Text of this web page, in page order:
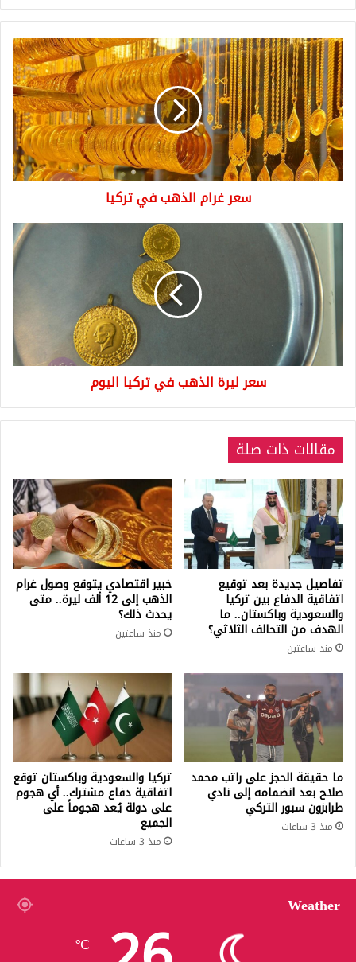
سعر
غرام
الذهب
في
تركيا
سعر غرام الذهب في تركيا
الذهب
تركيا
اليوم
سعر ليرة الذهب في تركيا اليوم
مقالات ذات صلة
تفاصيل جديدة بعد توقيع
اتفاقية الدفاع بين تركيا
والسعودية وباكستان.. ما
الهدف من التحالف الثلاثي؟
منذ ساعتين
خبير اقتصادي يتوقع وصول غرام
الذهب إلى 12 ألف ليرة.. متى
يحدث ذلك؟
منذ ساعتين
ما حقيقة الحجز على راتب محمد
صلاح بعد انضمامه إلى نادي
طرابزون سبور التركي
منذ 3 ساعات
تركيا والسعودية وباكستان توقع
اتفاقية دفاع مشترك.. أي هجوم
على دولة يُعد هجوماً على
الجميع
منذ 3 ساعات
Weather
℃